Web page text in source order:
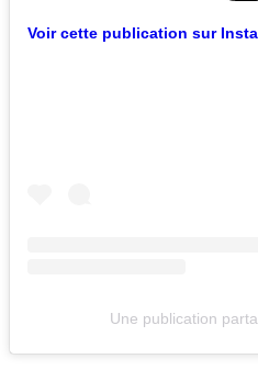
Voir cette publication sur
Une publication